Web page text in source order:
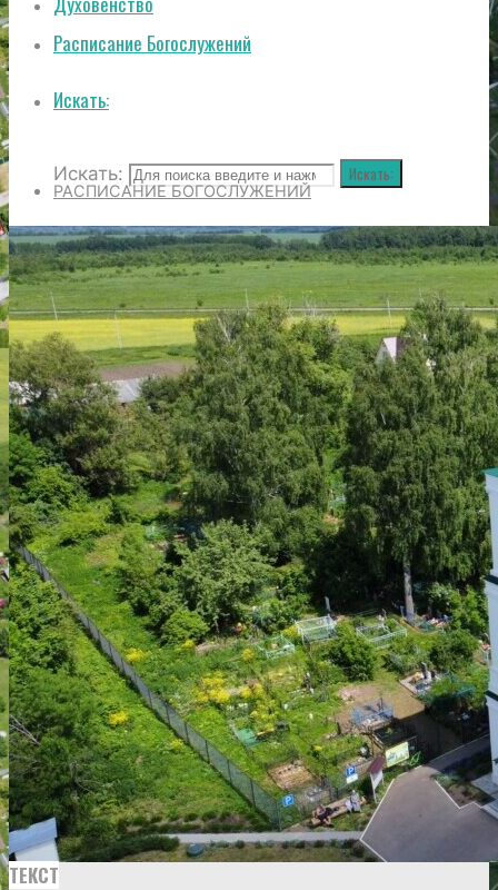
Расписание Богослужений
Искать:
Искать: Искать:
РАСПИСАНИЕ БОГОСЛУЖЕНИЙ
ИСТОРИЯ
АРХИТЕКТУРА
ВОССТАНОВЛЕНИЕ ХРАМА
НАШ ПРИХОД
ВИДЕОМАТЕРИАЛЫ
ДУХОВЕНСТВО
РАСПИСАНИЕ БОГОСЛУЖЕНИЙ
ИСКАТЬ:
Искать: Искать:
ТЕКСТ